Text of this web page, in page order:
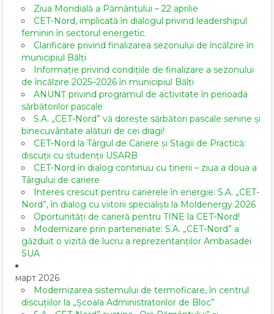
Ziua Mondială a Pământului – 22 aprilie
CET-Nord, implicată în dialogul privind leadershipul
feminin în sectorul energetic.
Clarificare privind finalizarea sezonului de încălzire în
municipiul Bălți
Informație privind condițiile de finalizare a sezonului
de încălzire 2025–2026 în municipiul Bălți
ANUNȚ privind programul de activitate în perioada
sărbătorilor pascale
S.A. „CET-Nord” vă dorește sărbători pascale senine și
binecuvântate alături de cei dragi!
CET-Nord la Târgul de Cariere și Stagii de Practică:
discuții cu studenții USARB
CET-Nord în dialog continuu cu tinerii – ziua a doua a
Târgului de cariere
Interes crescut pentru carierele în energie: S.A. „CET-
Nord”, în dialog cu viitorii specialiști la Moldenergy 2026
Oportunități de carieră pentru TINE la CET-Nord!
Modernizare prin parteneriate: S.A. „CET-Nord” a
găzduit o vizită de lucru a reprezentanților Ambasadei
SUA
март 2026
Modernizarea sistemului de termoficare, în centrul
discuțiilor la „Școala Administratorilor de Bloc”